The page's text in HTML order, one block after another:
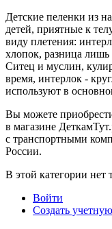
Детские пеленки из
детей, приятные к
виду плетения:
хлопок, разница
Ситец и муслин,
время, интерлок -
используют в
Вы можете
в магазине
с транспортными
России.
В этой категории нет
Войти
Создать